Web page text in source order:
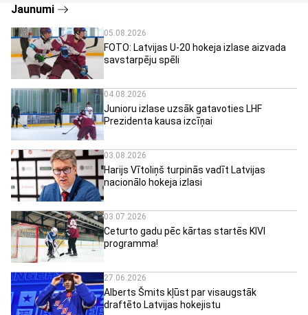
Jaunumi
05.08.2026
FOTO: Latvijas U-20 hokeja izlase aizvada
savstarpēju spēli
04.08.2026
Junioru izlase uzsāk gatavoties LHF
Prezidenta kausa izcīņai
03.08.2026
Harijs Vītoliņš turpinās vadīt Latvijas
nacionālo hokeja izlasi
03.07.2026
Ceturto gadu pēc kārtas startēs KIVI
programma!
27.06.2026
Alberts Šmits kļūst par visaugstāk
draftēto Latvijas hokejistu